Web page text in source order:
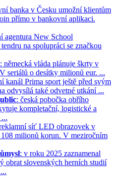
banka v Česku umožní klientům
přímo v bankovní aplikaci.
agentura New School
na spolupráci se značkou
: německá vláda plánuje škrty v
seriálů o desítky milionů eur. ...
kanál Prima sport ještě před svým
odvysílá také odvetné utkání ...
: česká pobočka obřího
kompletační, logistické a
síť LED obrazovek v
milionů korun. V meziročním
: v roku 2025 zaznamenal
obrat slovenských herních studií